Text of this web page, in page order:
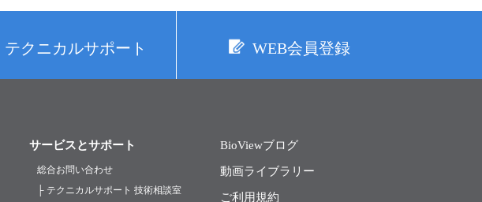
テクニカルサポート WEB会員登録
サービスとサポート
総合お問い合わせ
├ テクニカルサポート 技術相談室
BioViewブログ
動画ライブラリー
ご利用規約